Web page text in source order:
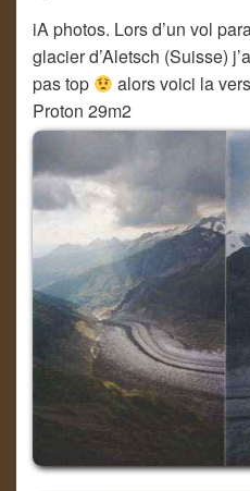
iA photos. Lors d’un vol
glacier d’Aletsch (Suisse)
pas top
alors voici la
Proton 29m2